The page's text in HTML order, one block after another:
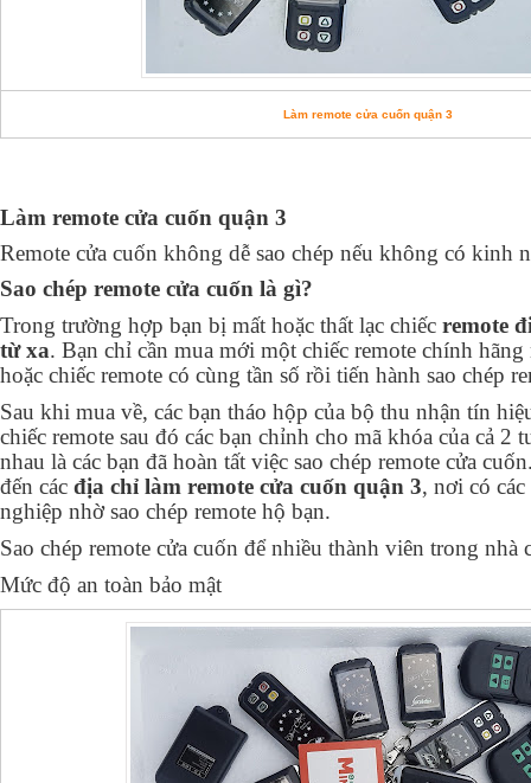
Làm remote cửa cuốn quận 3
Làm remote cửa cuốn quận 3
Remote cửa cuốn không dễ sao chép nếu không có kinh
Sao chép remote cửa cuốn là gì?
Trong trường hợp bạn bị mất hoặc thất lạc chiếc remote
từ xa. Bạn chỉ cần mua mới một chiếc remote chính
hoặc chiếc remote có cùng tần số rồi tiến hành sao chép
Sau khi mua về, các bạn tháo hộp của bộ thu nhận tín
chiếc remote sau đó các bạn chỉnh cho mã khóa của cả 2
nhau là các bạn đã hoàn tất việc sao chép remote cửa
đến các địa chỉ làm remote cửa cuốn quận 3, nơi có
nghiệp nhờ sao chép remote hộ bạn.
Sao chép remote cửa cuốn để nhiều thành viên trong nhà
Mức độ an toàn bảo mật